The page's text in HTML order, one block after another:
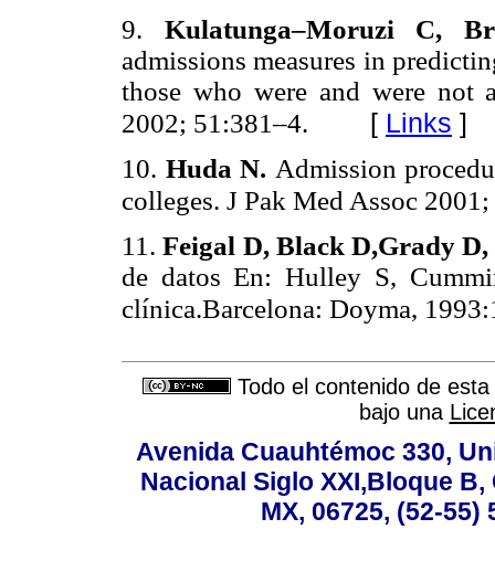
9. Kulatunga–Moruzi C,
admissions measures in
those who were and were not
2002; 51:381–4. [ Links ]
10. Huda N. Admission
colleges. J Pak Med Assoc
11.Feigal D, Black D,Grady
de datos En: Hulley S,
clínica.Barcelona: Doyma,
Todo el contenido de
bajo una
Avenida Cuauhtémoc 330,
Nacional Siglo XXI,Bloque
MX, 06725, (52-55)